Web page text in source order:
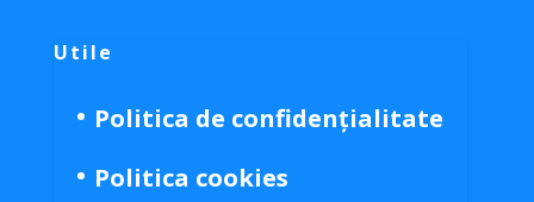
Utile
Politica de confidențialitate
Politica cookies